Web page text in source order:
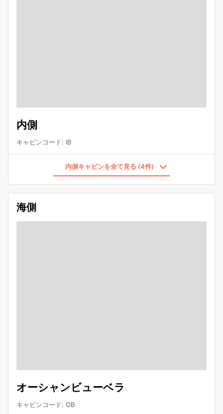
内側
キャビンコード: IB
内側キャビンを全て見る (4件)
海側
オーシャンビューベラ
キャビンコード: OB